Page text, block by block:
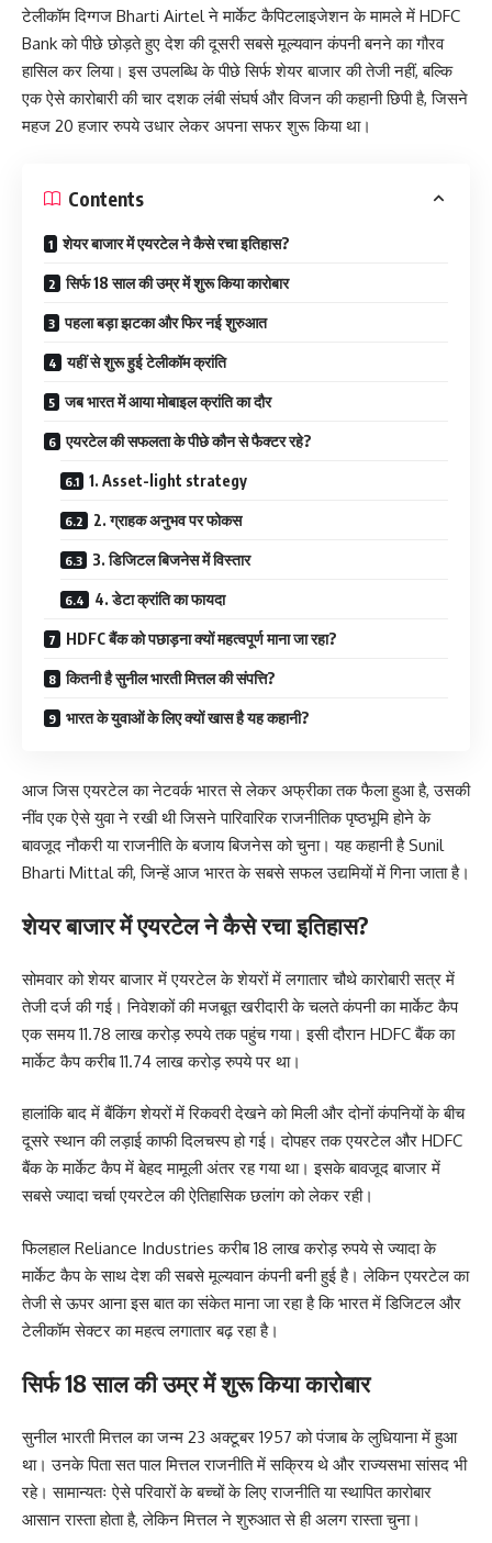
टेलीकॉम दिग्गज Bharti Airtel ने मार्केट कैपिटलाइजेशन के मामले में HDFC
Bank को पीछे छोड़ते हुए देश की दूसरी सबसे मूल्यवान कंपनी बनने का गौरव
हासिल कर लिया। इस उपलब्धि के पीछे सिर्फ शेयर बाजार की तेजी नहीं, बल्कि
एक ऐसे कारोबारी की चार दशक लंबी संघर्ष और विजन की कहानी छिपी है, जिसने
महज 20 हजार रुपये उधार लेकर अपना सफर शुरू किया था।
Contents
शेयर बाजार में एयरटेल ने कैसे रचा इतिहास?
सिर्फ 18 साल की उम्र में शुरू किया कारोबार
पहला बड़ा झटका और फिर नई शुरुआत
यहीं से शुरू हुई टेलीकॉम क्रांति
जब भारत में आया मोबाइल क्रांति का दौर
एयरटेल की सफलता के पीछे कौन से फैक्टर रहे?
1. Asset-light strategy
2. ग्राहक अनुभव पर फोकस
3. डिजिटल बिजनेस में विस्तार
4. डेटा क्रांति का फायदा
HDFC बैंक को पछाड़ना क्यों महत्वपूर्ण माना जा रहा?
कितनी है सुनील भारती मित्तल की संपत्ति?
भारत के युवाओं के लिए क्यों खास है यह कहानी?
आज जिस एयरटेल का नेटवर्क भारत से लेकर अफ्रीका तक फैला हुआ है, उसकी
नींव एक ऐसे युवा ने रखी थी जिसने पारिवारिक राजनीतिक पृष्ठभूमि होने के
बावजूद नौकरी या राजनीति के बजाय बिजनेस को चुना। यह कहानी है Sunil
Bharti Mittal की, जिन्हें आज भारत के सबसे सफल उद्यमियों में गिना जाता है।
शेयर बाजार में एयरटेल ने कैसे रचा इतिहास?
सोमवार को शेयर बाजार में एयरटेल के शेयरों में लगातार चौथे कारोबारी सत्र में
तेजी दर्ज की गई। निवेशकों की मजबूत खरीदारी के चलते कंपनी का मार्केट कैप
एक समय 11.78 लाख करोड़ रुपये तक पहुंच गया। इसी दौरान HDFC बैंक का
मार्केट कैप करीब 11.74 लाख करोड़ रुपये पर था।
हालांकि बाद में बैंकिंग शेयरों में रिकवरी देखने को मिली और दोनों कंपनियों के बीच
दूसरे स्थान की लड़ाई काफी दिलचस्प हो गई। दोपहर तक एयरटेल और HDFC
बैंक के मार्केट कैप में बेहद मामूली अंतर रह गया था। इसके बावजूद बाजार में
सबसे ज्यादा चर्चा एयरटेल की ऐतिहासिक छलांग को लेकर रही।
फिलहाल Reliance Industries करीब 18 लाख करोड़ रुपये से ज्यादा के
मार्केट कैप के साथ देश की सबसे मूल्यवान कंपनी बनी हुई है। लेकिन एयरटेल का
तेजी से ऊपर आना इस बात का संकेत माना जा रहा है कि भारत में डिजिटल और
टेलीकॉम सेक्टर का महत्व लगातार बढ़ रहा है।
सिर्फ 18 साल की उम्र में शुरू किया कारोबार
सुनील भारती मित्तल का जन्म 23 अक्टूबर 1957 को पंजाब के लुधियाना में हुआ
था। उनके पिता सत पाल मित्तल राजनीति में सक्रिय थे और राज्यसभा सांसद भी
रहे। सामान्यतः ऐसे परिवारों के बच्चों के लिए राजनीति या स्थापित कारोबार
आसान रास्ता होता है, लेकिन मित्तल ने शुरुआत से ही अलग रास्ता चुना।